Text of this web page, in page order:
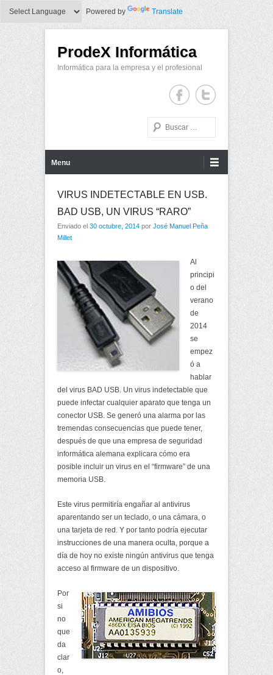
Powered by Translate
ProdeX Informática
Informática para la empresa y el profesional
Buscar
Menu
VIRUS INDETECTABLE EN USB.
BAD USB, UN VIRUS “RARO”
Enviado el 30 octubre, 2014 por José Manuel Peña
Millet
Al
principi
o del
verano
de
2014
se
empez
ó a
hablar
del virus BAD USB. Un virus indetectable que
puede infectar cualquier aparato que tenga un
conector USB. Se generó una alarma por las
tremendas consecuencias que puede tener,
después de que una empresa de seguridad
informática alemana explicara cómo era
posible incluir un virus en el “firmware” de una
memoria USB.
Este virus permitiría engañar al antivirus
aparentando ser un teclado, o una cámara, o
una tarjeta de red. Y por tanto podría ejecutar
instrucciones de una manera oculta, porque a
día de hoy no existe ningún antivirus que tenga
acceso al firmware de un dispositivo.
Por
si
no
que
da
clar
o,